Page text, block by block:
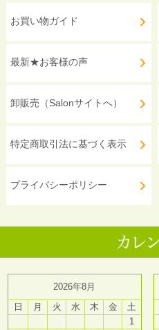
お買い物ガイド
最新★お客様の声
卸販売（Salonサイトへ）
特定商取引法に基づく表示
プライバシーポリシー
2026年8月
日
月 火 水 木 金
土
1